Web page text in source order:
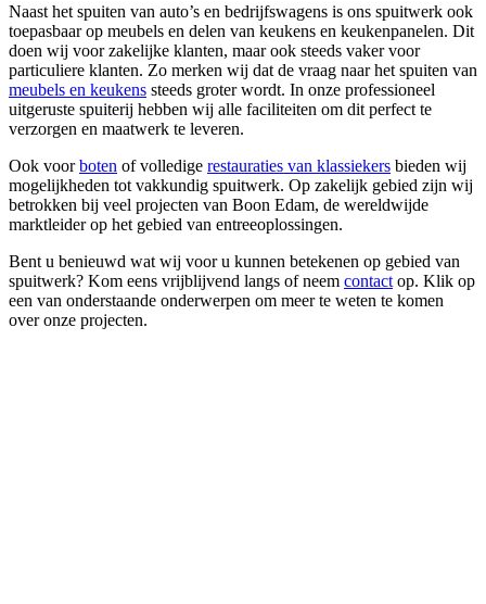
Naast het spuiten van auto’s en bedrijfswagens is ons spuitwerk ook
toepasbaar op meubels en delen van keukens en keukenpanelen. Dit
doen wij voor zakelijke klanten, maar ook steeds vaker voor
particuliere klanten. Zo merken wij dat de vraag naar het spuiten van
meubels en keukens steeds groter wordt. In onze professioneel
uitgeruste spuiterij hebben wij alle faciliteiten om dit perfect te
verzorgen en maatwerk te leveren.
Ook voorboten of volledige restauraties van klassiekers bieden wij
mogelijkheden tot vakkundig spuitwerk. Op zakelijk gebied zijn wij
betrokken bij veel projecten van Boon Edam, de wereldwijde
marktleider op het gebied van entreeoplossingen.
Bent u benieuwd wat wij voor u kunnen betekenen op gebied van
spuitwerk? Kom eens vrijblijvend langs of neem contact op. Klik op
een van onderstaande onderwerpen om meer te weten te komen
over onze projecten.